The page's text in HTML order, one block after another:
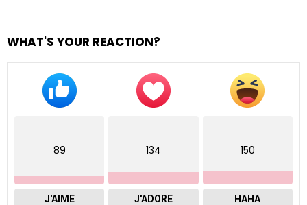
WHAT'S YOUR REACTION?
89
J'AIME
134
J'ADORE
150
HAHA